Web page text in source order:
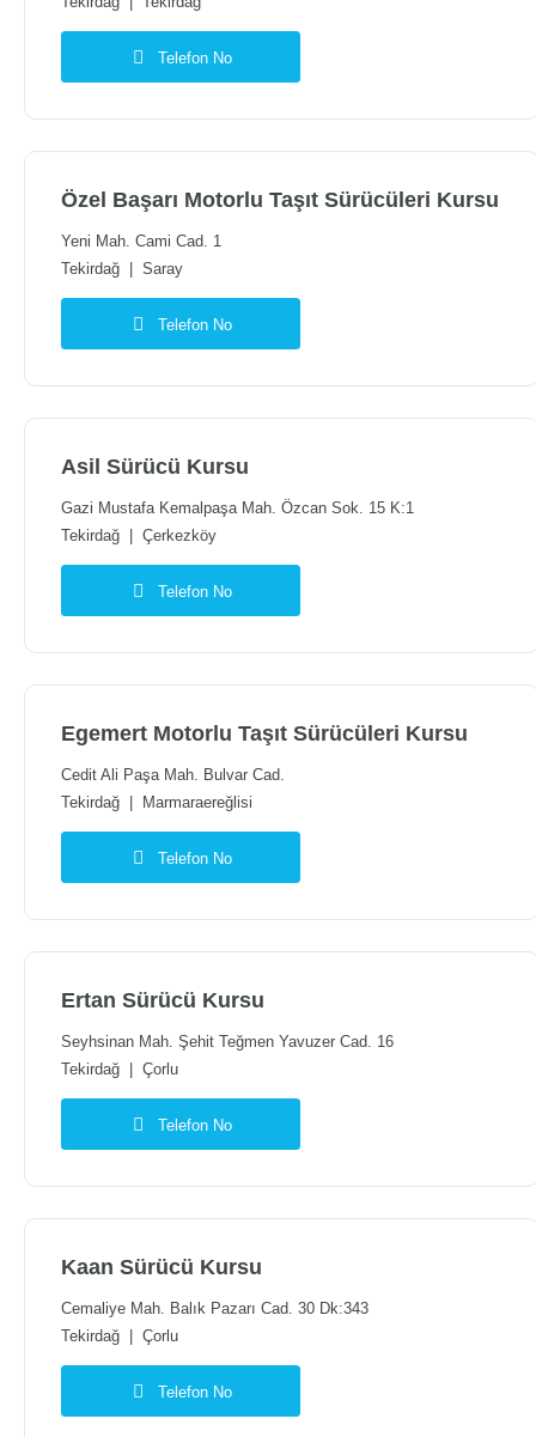
Telefon No
Özel Başarı Motorlu Taşıt Sürücüleri Kursu
Yeni Mah. Cami Cad. 1
Tekirdağ
Saray
Telefon No
Asil Sürücü Kursu
Gazi Mustafa Kemalpaşa Mah. Özcan Sok. 15 K:1
Tekirdağ
Çerkezköy
Telefon No
Egemert Motorlu Taşıt Sürücüleri Kursu
Cedit Ali Paşa Mah. Bulvar Cad.
Tekirdağ
Marmaraereğlisi
Telefon No
Ertan Sürücü Kursu
Seyhsinan Mah. Şehit Teğmen Yavuzer Cad. 16
Tekirdağ
Çorlu
Telefon No
Kaan Sürücü Kursu
Cemaliye Mah. Balık Pazarı Cad. 30 Dk:343
Tekirdağ
Çorlu
Telefon No